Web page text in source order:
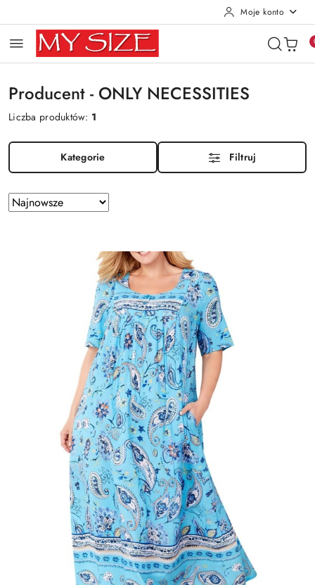
Moje konto
Producent - ONLY NECESSITIES
Liczba produktów: 1
Kategorie Filtruj
Zastosowano
sortowanie:
Sortuj
według